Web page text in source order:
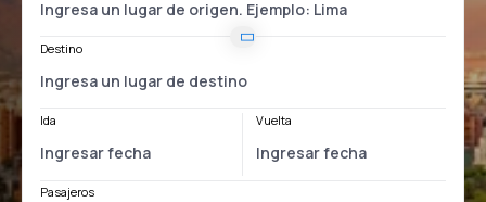
Destino
Ida Vuelta
Pasajeros